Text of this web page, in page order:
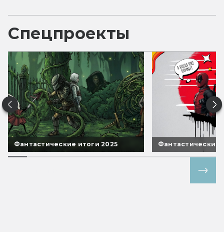
Спецпроекты
Фантастические итоги 2025 Фантастические